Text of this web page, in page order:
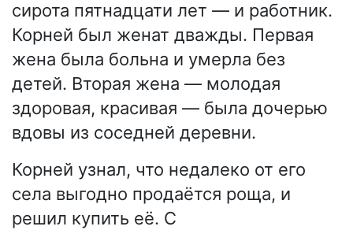
сирота пятнадцати лет — и работник.
Корней был женат дважды. Первая
жена была больна и умерла без
детей. Вторая жена — молодая
здоровая, красивая — была дочерью
вдовы из соседней деревни.
Корней узнал, что недалеко от его
села выгодно продаётся роща, и
решил купить её. С